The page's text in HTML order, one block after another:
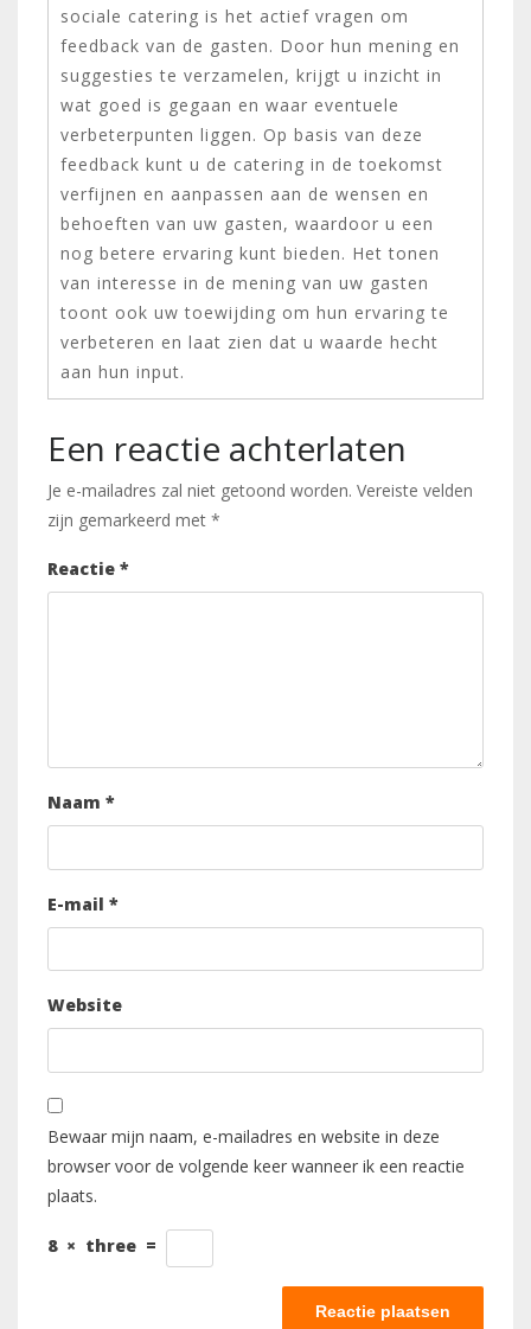
sociale catering is het actief vragen om
feedback van de gasten. Door hun mening en
suggesties te verzamelen, krijgt u inzicht in
wat goed is gegaan en waar eventuele
verbeterpunten liggen. Op basis van deze
feedback kunt u de catering in de toekomst
verfijnen en aanpassen aan de wensen en
behoeften van uw gasten, waardoor u een
nog betere ervaring kunt bieden. Het tonen
van interesse in de mening van uw gasten
toont ook uw toewijding om hun ervaring te
verbeteren en laat zien dat u waarde hecht
aan hun input.
Een reactie achterlaten
Je e-mailadres zal niet getoond worden. Vereiste velden
zijn gemarkeerd met *
Reactie *
Naam *
E-mail *
Website
Bewaar mijn naam, e-mailadres en website in deze
browser voor de volgende keer wanneer ik een reactie
plaats.
8 × three =